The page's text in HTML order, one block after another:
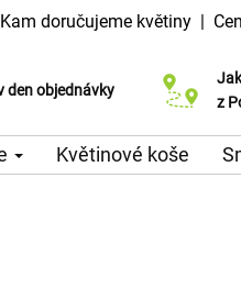
Kam doručujeme květiny |
den objednávky
99 Kč
a dne doručení
z
Květinové koše